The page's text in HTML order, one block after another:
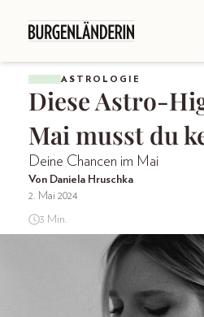
ASTROLOGIE
Diese Astro-
Mai musst du
Deine Chancen im Mai
Von Daniela Hruschka
2. Mai 2024
3 Min.